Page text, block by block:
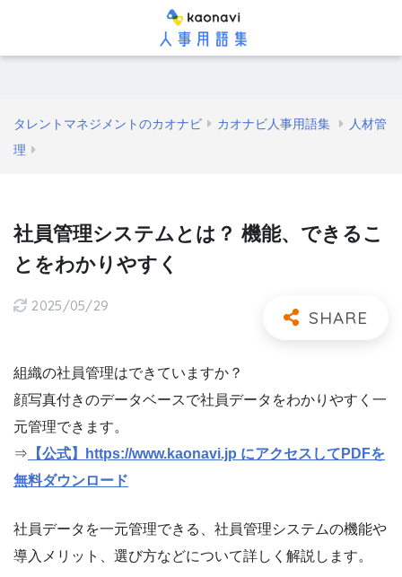
タレントマネジメントのカオナビ カオナビ人事用語集
人材管
理
社員管理システムとは？ 機能、できるこ
とをわかりやすく
2025/05/29
組織の社員管理はできていますか？
顔写真付きのデータベースで社員データをわかりやすく一
元管理できます。
⇒ 【公式】https://www.kaonavi.jp にアクセスしてPDFを
無料ダウンロード
社員データを一元管理できる、社員管理システムの機能や
導入メリット、選び方などについて詳しく解説します。